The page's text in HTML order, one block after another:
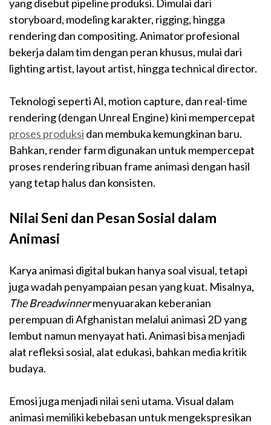
yang disebut pipeline produksi. Dimulai dari
storyboard, modeling karakter, rigging, hingga
rendering dan compositing. Animator profesional
bekerja dalam tim dengan peran khusus, mulai dari
lighting artist, layout artist, hingga technical director.
Teknologi seperti AI, motion capture, dan real-time
rendering (dengan Unreal Engine) kini mempercepat
proses produksi dan membuka kemungkinan baru.
Bahkan, render farm digunakan untuk mempercepat
proses rendering ribuan frame animasi dengan hasil
yang tetap halus dan konsisten.
Nilai Seni dan Pesan Sosial dalam
Animasi
Karya animasi digital bukan hanya soal visual, tetapi
juga wadah penyampaian pesan yang kuat. Misalnya,
The Breadwinnermenyuarakan keberanian
perempuan di Afghanistan melalui animasi 2D yang
lembut namun menyayat hati. Animasi bisa menjadi
alat refleksi sosial, alat edukasi, bahkan media kritik
budaya.
Emosi juga menjadi nilai seni utama. Visual dalam
animasi memiliki kebebasan untuk mengekspresikan